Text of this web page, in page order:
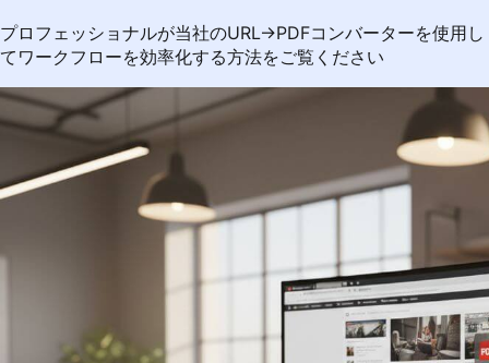
プロフェッショナルが当社のURL→PDFコンバーターを使用し
てワークフローを効率化する方法をご覧ください